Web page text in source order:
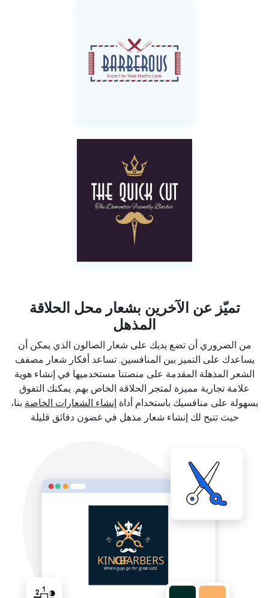
تميّز عن الآخرين بشعار محل الحلاقة
المذهل
من الضروري أن تضع يديك على شعار الصالون الذي يمكن أن
يساعدك على التميز بين المنافسين. تساعد أفكار شعار مصفف
الشعر المذهلة المقدمة على منصتنا مستخدميها في إنشاء هوية
علامة تجارية مميزة لمتجر الحلاقة الخاص بهم. يمكنك التفوق
بسهولة على منافسيك باستخدام أداة إنشاء الشعارات الخاصة بنا،
حيث تتيح لك إنشاء شعار مذهل في غضون دقائق قليلة